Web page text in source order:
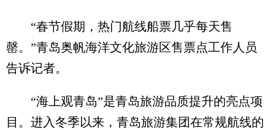
“春节假期，热门航线船票几乎每天售
罄。”青岛奥帆海洋文化旅游区售票点工作人员
告诉记者。
“海上观青岛”是青岛旅游品质提升的亮点项
目。进入冬季以来，青岛旅游集团在常规航线的